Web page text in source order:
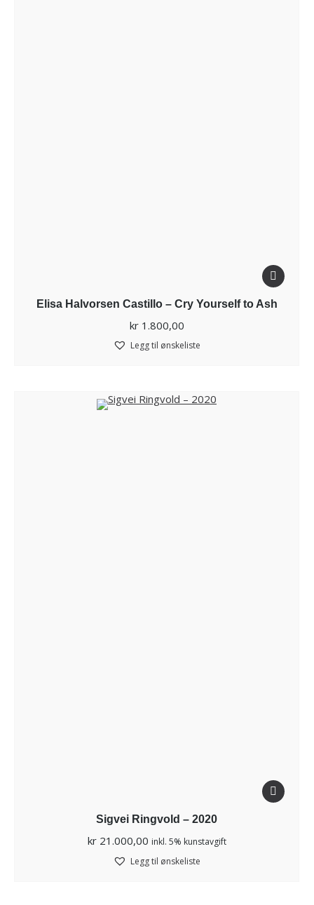
Elisa Halvorsen Castillo – Cry Yourself to Ash
kr1.800,00
Legg til ønskeliste
Sigvei Ringvold – 2020
kr21.000,00 inkl. 5% kunstavgift
Legg til ønskeliste